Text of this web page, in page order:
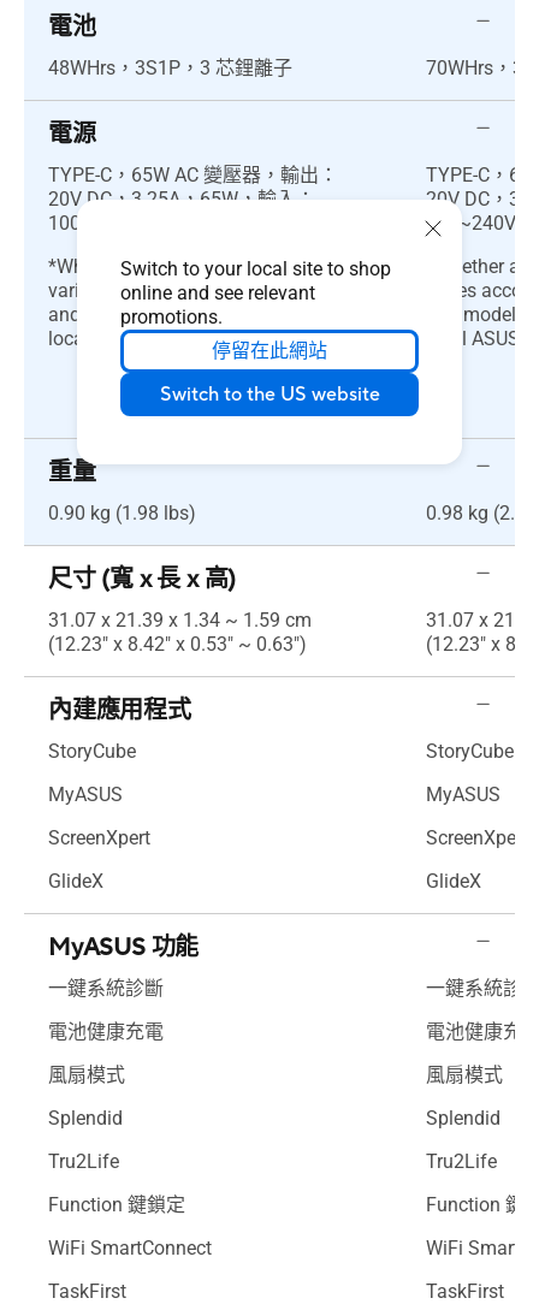
Switch to your local site to shop
online and see relevant
promotions.
停留在此網站
Switch to the US website
電池
48WHrs，3S1P，3 芯鋰離子 70WHrs，
電源
TYPE-C，65W AC 變壓器，輸出：
20V DC，3.25A，65W，輸入：
100~240V AC 50/60GHz 通用
*Whether a charger is included
varies according to country, region
and model. Please check with your
local ASUS retailer for details.
TYPE-C，
20V DC，
100~240V
*Whether a
varies
and model.
local ASUS
重量
0.90 kg (1.98 lbs) 0.98 kg
尺寸 (寬 x 長 x 高)
31.07 x 21.39 x 1.34 ~ 1.59 cm
(12.23" x 8.42" x 0.53" ~ 0.63")
31.07 x
(12.23" x
內建應用程式
StoryCube
MyASUS
ScreenXpert
GlideX
StoryCube
MyASUS
ScreenXpert
GlideX
MyASUS 功能
一鍵系統診斷
電池健康充電
風扇模式
Splendid
Tru2Life
Function 鍵鎖定
WiFi SmartConnect
TaskFirst
一鍵系統診
電池健康充
風扇模式
Splendid
Tru2Life
Function 鍵
WiFi
TaskFirst